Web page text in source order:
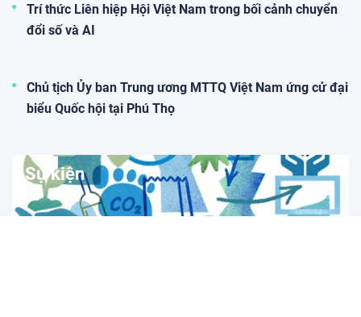
Trí thức Liên hiệp Hội Việt Nam trong bối cảnh chuyển
đổi số và AI
Chủ tịch Ủy ban Trung ương MTTQ Việt Nam ứng cử đại
biểu Quốc hội tại Phú Thọ
Sự kiện